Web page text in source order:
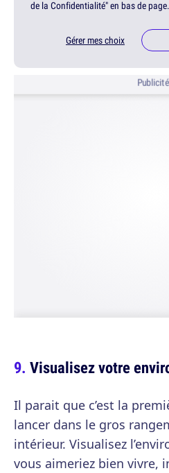
de la Confidentialité" en bas de page.
Gérer mes choix
Publicité
Visualisez votre
Il parait que c’est la
lancer dans le gros
intérieur. Visualisez
vous aimeriez bien vivre,